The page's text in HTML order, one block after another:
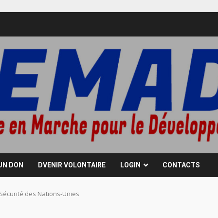
DON DVENIR VOLONTAIRE LOGIN CONTACTS
des Nations-Unies